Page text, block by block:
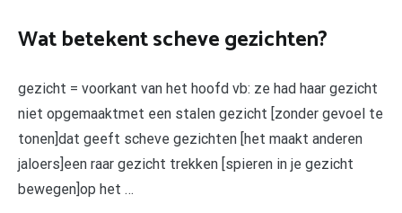
Wat betekent scheve gezichten?
gezicht = voorkant van het hoofd vb: ze had haar gezicht
niet opgemaaktmet een stalen gezicht [zonder gevoel te
tonen]dat geeft scheve gezichten [het maakt anderen
jaloers]een raar gezicht trekken [spieren in je gezicht
bewegen]op het …